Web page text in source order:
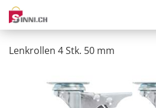
Lenkrollen 4 Stk. 50 mm